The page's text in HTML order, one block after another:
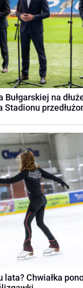
Bułgarskiej na
Stadionu
lata? Chwiałka